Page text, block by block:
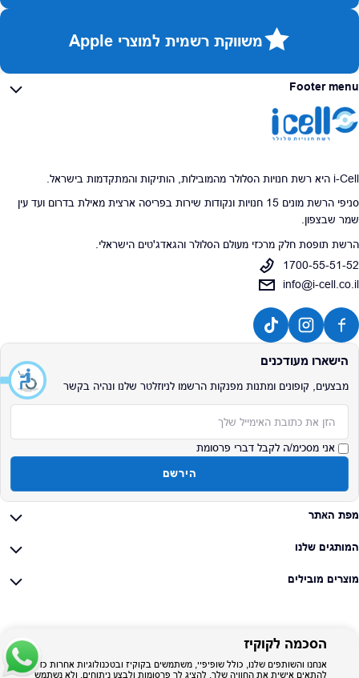
משווקת רשמית למוצרי Apple
Footer menu
i-Cell היא רשת חנויות הסלולר מהמובילות, הותיקות והמתקדמות בישראל.
סניפי הרשת מונים 15 חנויות ונקודות שירות בפריסה ארצית מאילת בדרום ועד עין
שמר שבצפון.
הרשת תופסת חלק מרכזי מעולם הסלולר והגאדג'טים הישראלי.
1700-55-51-52
info@i-cell.co.il
הישארו מעודכנים
מבצעים, קופונים ומתנות מפנקות הרשמו לניוזלטר שלנו ונהיה בקשר
אני מסכימ/ה לקבל דברי פרסומת
הירשם
מפת האתר
המותגים שלנו
מוצרים מובילים
הסכמה לקוקיז
אנחנו והשותפים שלנו, כולל שופיפיי, משתמשים בקוקיז ובטכנולוגיות אחרות כדי
להתאים אישית את החוויה שלך, להציג לך פרסומות ולבצע ניתוחים, ולא נשתמש